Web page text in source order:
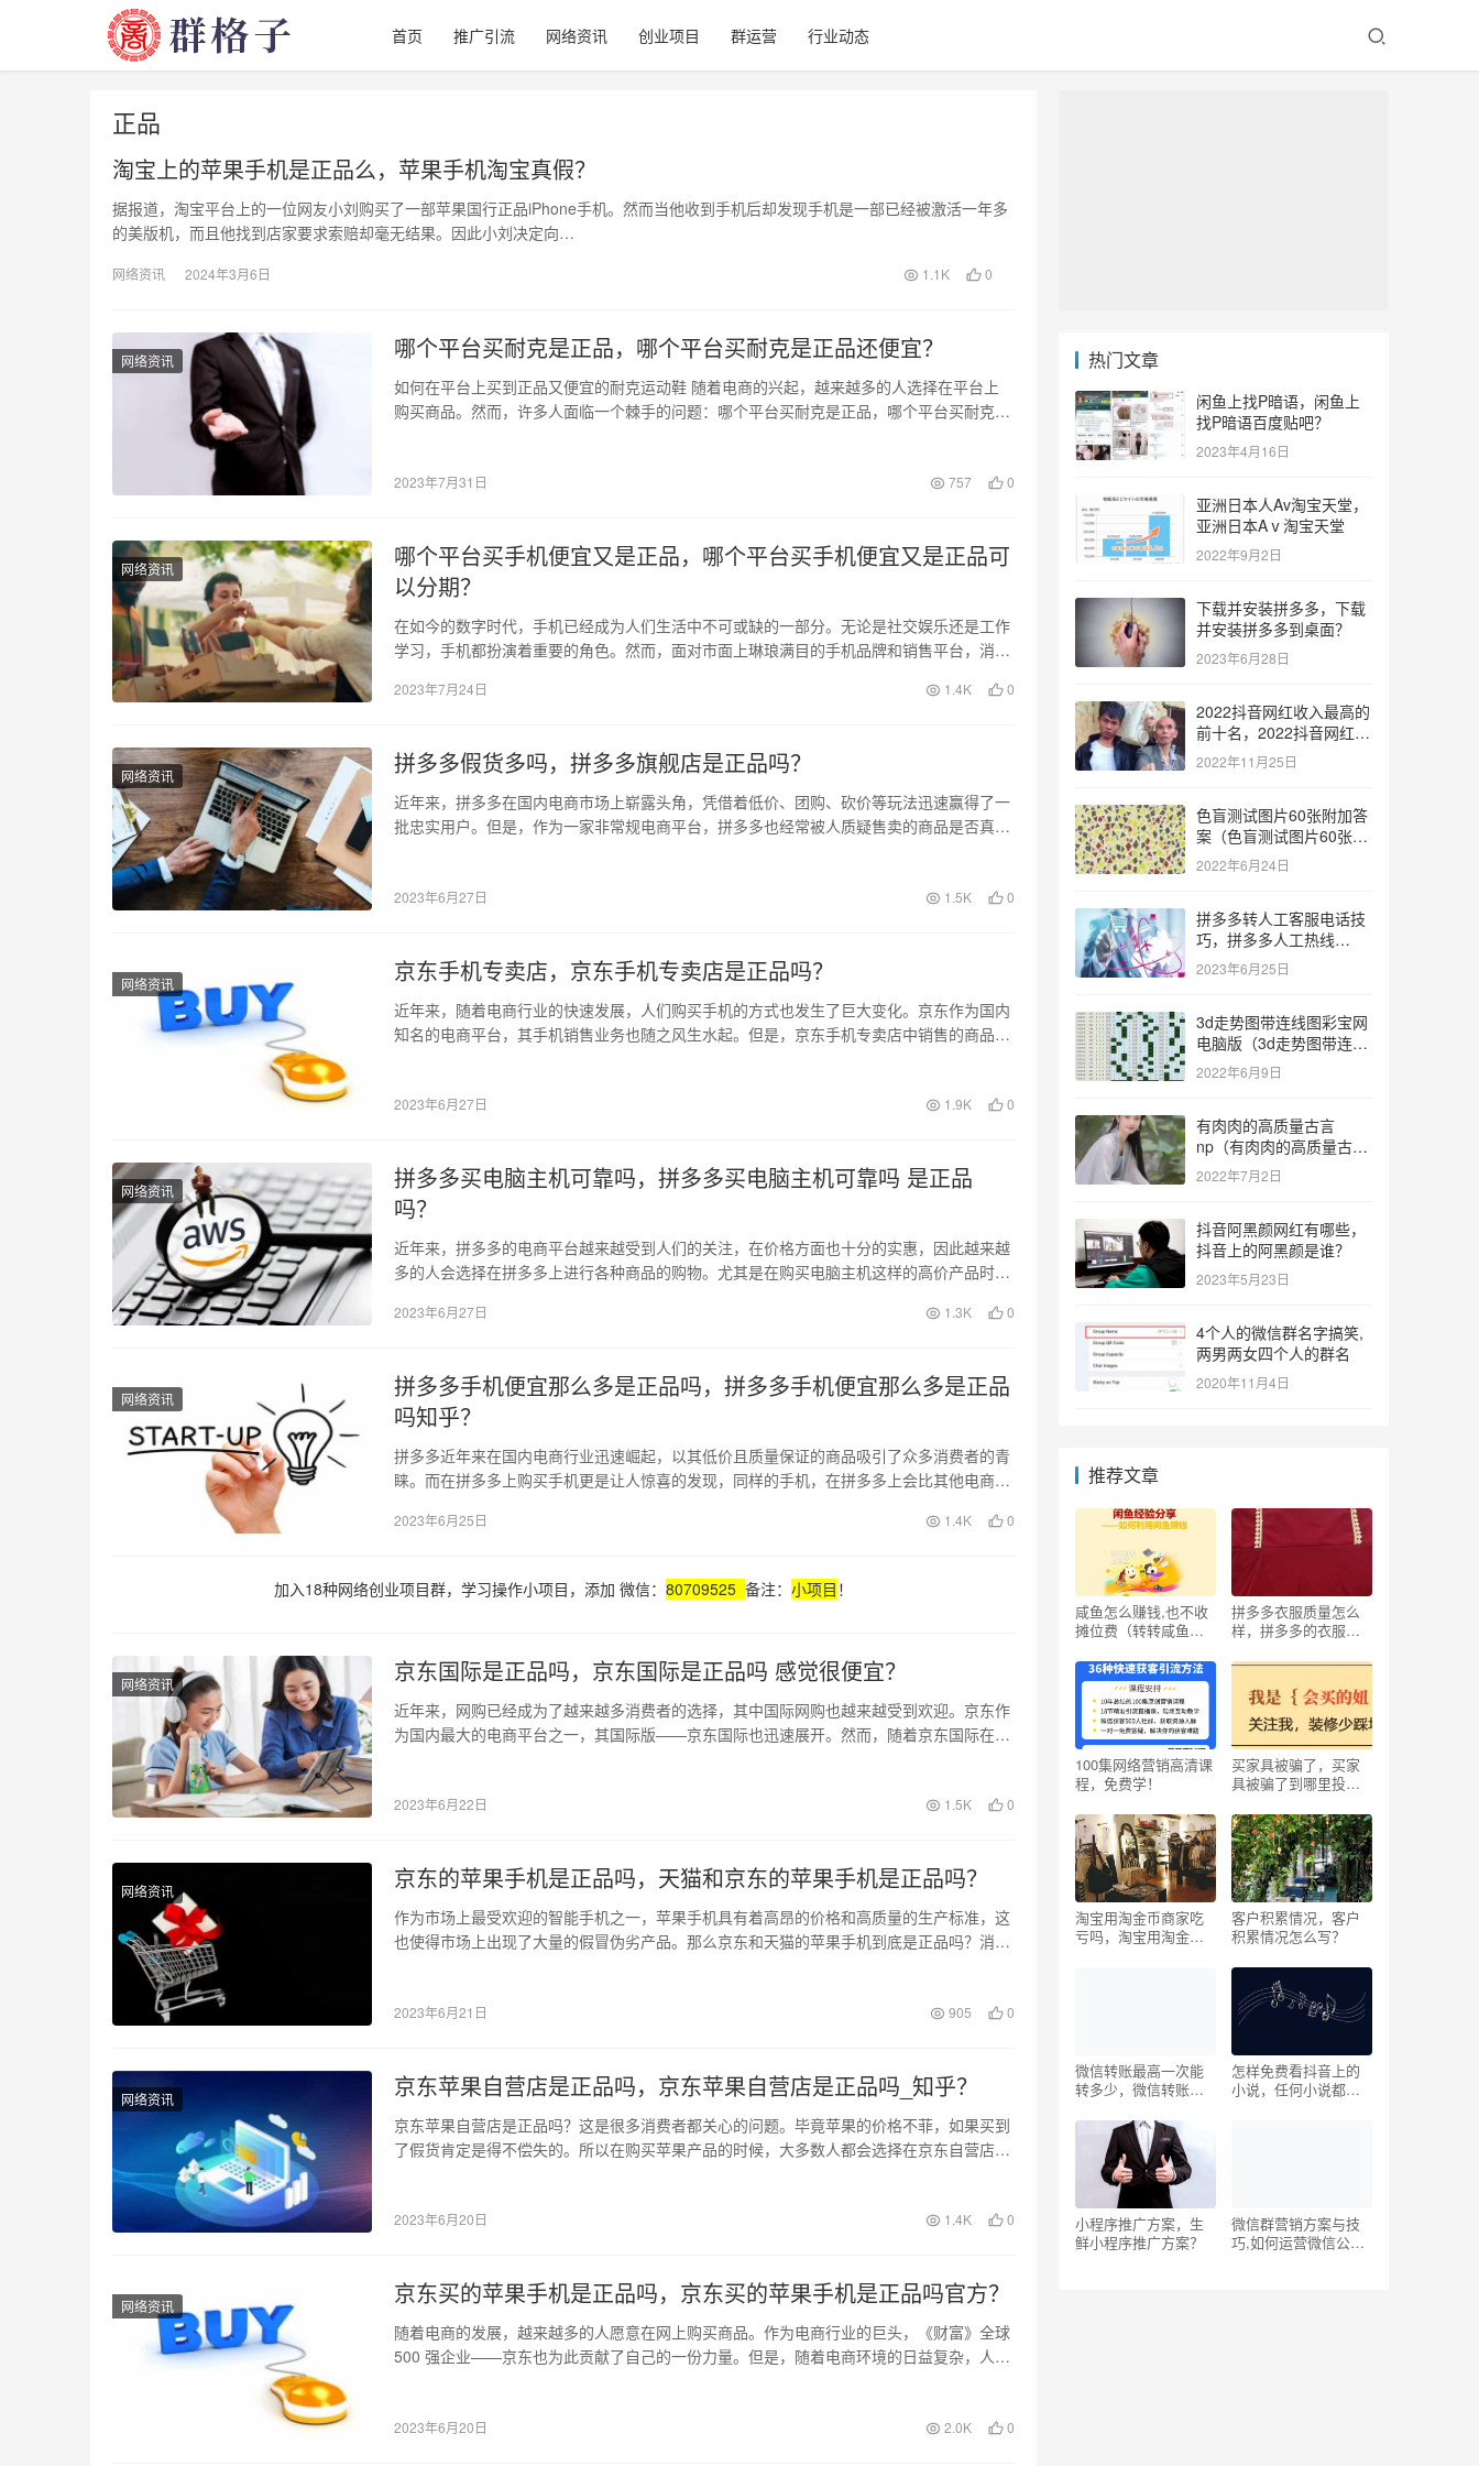
首页 推广引流 网络资讯 创业项目 群运营 行业动态
正品
淘宝上的苹果手机是正品么，苹果手机淘宝真假？
据报道，淘宝平台上的一位网友小刘购买了一部苹果国行正品iPhone手机。然而当他收到手机后却发现手机是一部已经被激活一年多
的美版机，而且他找到店家要求索赔却毫无结果。因此小刘决定向…
网络资讯 2024年3月6日 1.1K 0
网络资讯 哪个平台买耐克是正品，哪个平台买耐克是正品还便宜？
如何在平台上买到正品又便宜的耐克运动鞋 随着电商的兴起，越来越多的人选择在平台上
购买商品。然而，许多人面临一个棘手的问题：哪个平台买耐克是正品，哪个平台买耐克是
2023年7月31日 757 0
网络资讯
哪个平台买手机便宜又是正品，哪个平台买手机便宜又是正品可
以分期？
在如今的数字时代，手机已经成为人们生活中不可或缺的一部分。无论是社交娱乐还是工作
学习，手机都扮演着重要的角色。然而，面对市面上琳琅满目的手机品牌和销售平台，消费
2023年7月24日 1.4K 0
网络资讯 拼多多假货多吗，拼多多旗舰店是正品吗？
近年来，拼多多在国内电商市场上崭露头角，凭借着低价、团购、砍价等玩法迅速赢得了一
批忠实用户。但是，作为一家非常规电商平台，拼多多也经常被人质疑售卖的商品是否真
2023年6月27日 1.5K 0
网络资讯 京东手机专卖店，京东手机专卖店是正品吗？
近年来，随着电商行业的快速发展，人们购买手机的方式也发生了巨大变化。京东作为国内
知名的电商平台，其手机销售业务也随之风生水起。但是，京东手机专卖店中销售的商品是
2023年6月27日 1.9K 0
网络资讯
拼多多买电脑主机可靠吗，拼多多买电脑主机可靠吗 是正品
吗？
近年来，拼多多的电商平台越来越受到人们的关注，在价格方面也十分的实惠，因此越来越
多的人会选择在拼多多上进行各种商品的购物。尤其是在购买电脑主机这样的高价产品时，
2023年6月27日 1.3K 0
网络资讯
拼多多手机便宜那么多是正品吗，拼多多手机便宜那么多是正品
吗知乎？
拼多多近年来在国内电商行业迅速崛起，以其低价且质量保证的商品吸引了众多消费者的青
睐。而在拼多多上购买手机更是让人惊喜的发现，同样的手机，在拼多多上会比其他电商平
2023年6月25日 1.4K 0
加入18种网络创业项目群，学习操作小项目，添加 微信： 80709525 备注： 小项目 ！
网络资讯 京东国际是正品吗，京东国际是正品吗 感觉很便宜？
近年来，网购已经成为了越来越多消费者的选择，其中国际网购也越来越受到欢迎。京东作
为国内最大的电商平台之一，其国际版——京东国际也迅速展开。然而，随着京东国际在国
2023年6月22日 1.5K 0
网络资讯 京东的苹果手机是正品吗，天猫和京东的苹果手机是正品吗？
作为市场上最受欢迎的智能手机之一，苹果手机具有着高昂的价格和高质量的生产标准，这
也使得市场上出现了大量的假冒伪劣产品。那么京东和天猫的苹果手机到底是正品吗？消费
2023年6月21日 905 0
网络资讯 京东苹果自营店是正品吗，京东苹果自营店是正品吗_知乎？
京东苹果自营店是正品吗？这是很多消费者都关心的问题。毕竟苹果的价格不菲，如果买到
了假货肯定是得不偿失的。所以在购买苹果产品的时候，大多数人都会选择在京东自营店购
2023年6月20日 1.4K 0
网络资讯 京东买的苹果手机是正品吗，京东买的苹果手机是正品吗官方？
随着电商的发展，越来越多的人愿意在网上购买商品。作为电商行业的巨头，《财富》全球
500 强企业——京东也为此贡献了自己的一份力量。但是，随着电商环境的日益复杂，人们
2023年6月20日 2.0K 0
热门文章
闲鱼上找P暗语，闲鱼上
找P暗语百度贴吧？
2023年4月16日
亚洲日本人Av淘宝天堂，
亚洲日本Aⅴ淘宝天堂
2022年9月2日
下载并安装拼多多，下载
并安装拼多多到桌面？
2023年6月28日
2022抖音网红收入最高的
前十名，2022抖音网红收
入最高的前十名有哪些？
2022年11月25日
色盲测试图片60张附加答
案（色盲测试图片60张复
杂）
2022年6月24日
拼多多转人工客服电话技
巧，拼多多人工热线
9541344？
2023年6月25日
3d走势图带连线图彩宝网
电脑版（3d走势图带连线
图彩宝网手机版）
2022年6月9日
有肉肉的高质量古言
np（有肉肉的高质量古言
np推荐）
2022年7月2日
抖音阿黑颜网红有哪些，
抖音上的阿黑颜是谁？
2023年5月23日
4个人的微信群名字搞笑,
两男两女四个人的群名
2020年11月4日
推荐文章
咸鱼怎么赚钱,也不收
摊位费（转转咸鱼怎
拼多多衣服质量怎么
样，拼多多的衣服质
100集网络营销高清课
程，免费学！
买家具被骗了，买家
具被骗了到哪里投
淘宝用淘金币商家吃
亏吗，淘宝用淘金币
客户积累情况，客户
积累情况怎么写？
微信转账最高一次能
转多少，微信转账限
怎样免费看抖音上的
小说，任何小说都能
小程序推广方案，生
鲜小程序推广方案？
微信群营销方案与技
巧,如何运营微信公众